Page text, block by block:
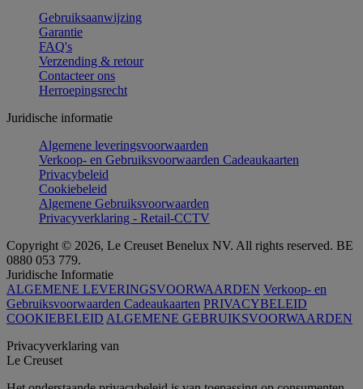
Gebruiksaanwijzing
Garantie
FAQ's
Verzending & retour
Contacteer ons
Herroepingsrecht
Juridische informatie
Algemene leveringsvoorwaarden
Verkoop- en Gebruiksvoorwaarden Cadeaukaarten
Privacybeleid
Cookiebeleid
Algemene Gebruiksvoorwaarden
Privacyverklaring - Retail-CCTV
Copyright © 2026, Le Creuset Benelux NV. All rights reserved. BE
0880 053 779.
Juridische Informatie
ALGEMENE LEVERINGSVOORWAARDEN Verkoop- en
Gebruiksvoorwaarden Cadeaukaarten PRIVACYBELEID
COOKIEBELEID ALGEMENE GEBRUIKSVOORWAARDEN
Privacyverklaring van
Le Creuset